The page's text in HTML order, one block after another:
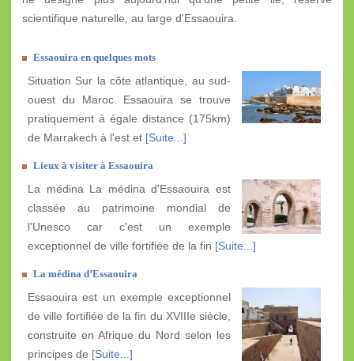
scientifique naturelle, au large d'Essaouira.
Essaouira en quelques mots
Situation Sur la côte atlantique, au sud-
ouest du Maroc. Essaouira se trouve
pratiquement à égale distance (175km)
de Marrakech à l'est et [Suite...]
Lieux à visiter à Essaouira
La médina La médina d'Essaouira est
classée au patrimoine mondial de
l'Unesco car c'est un exemple
exceptionnel de ville fortifiée de la fin [Suite...]
La médina d’Essaouira
Essaouira est un exemple exceptionnel
de ville fortifiée de la fin du XVIIIe siècle,
construite en Afrique du Nord selon les
principes de [Suite...]